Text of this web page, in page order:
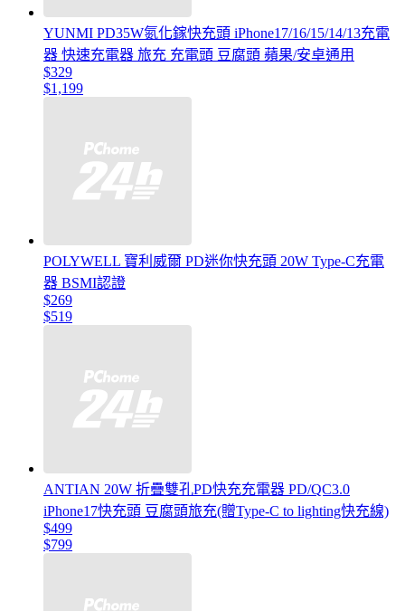
YUNMI PD35W氮化鎵快充頭 iPhone17/16/15/14/13充電
器 快速充電器 旅充 充電頭 豆腐頭 蘋果/安卓通用
$329
$1,199
POLYWELL 寶利威爾 PD迷你快充頭 20W Type-C充電
器 BSMI認證
$269
$519
ANTIAN 20W 折疊雙孔PD快充充電器 PD/QC3.0
iPhone17快充頭 豆腐頭旅充(贈Type-C to lighting快充線)
$499
$799